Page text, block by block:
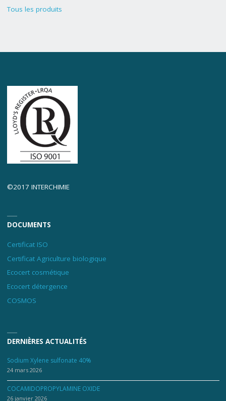
Tous les produits
©2017 INTERCHIMIE
DOCUMENTS
Certificat ISO
Certificat Agriculture biologique
Ecocert cosmétique
Ecocert détergence
COSMOS
DERNIÈRES ACTUALITÉS
Sodium Xylene sulfonate 40%
24 mars 2026
COCAMIDOPROPYLAMINE OXIDE
26 janvier 2026